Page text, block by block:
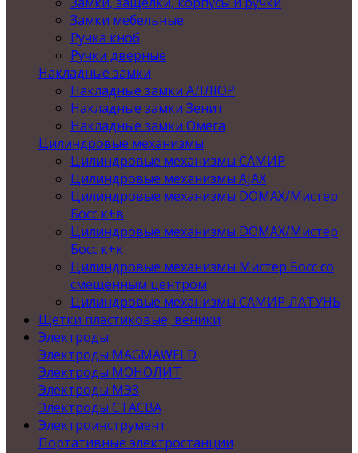
Замки мебельные
Ручка кноб
Ручки дверные
Накладные замки
Накладные замки АЛЛЮР
Накладные замки Зенит
Накладные замки Омега
Цилиндровые механизмы
Цилиндровые механизмы САМИР
Цилиндровые механизмы AJAX
Цилиндровые механизмы DOMAX/Мистер
Босс к+в
Цилиндровые механизмы DOMAX/Мистер
Босс к+к
Цилиндровые механизмы Мистер Босс со
смещенным центром
Цилиндровые механизмы САМИР ЛАТУНЬ
Щетки пластиковые, веники
Электроды
Электроды MAGMAWELD
Электроды МОНОЛИТ
Электроды МЭЗ
Электроды СТАСВА
Электроинструмент
Портативные электростанции